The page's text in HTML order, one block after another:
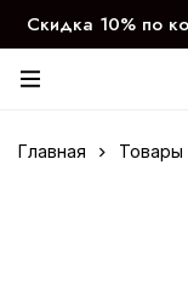
Скидка 10% по
Главная Товары